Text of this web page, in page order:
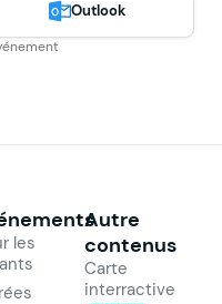
Outlook
les
Autre
contenus
Carte
interractive